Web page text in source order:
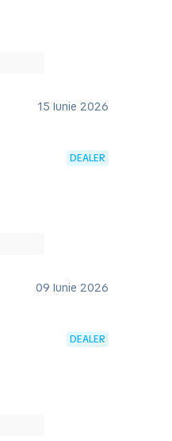
15 Iunie 2026
DEALER
09 Iunie 2026
DEALER